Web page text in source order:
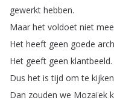
gewerkt hebben.
Maar het voldoet niet
Het heeft geen goede
Het geeft geen klantbeeld.
Dus het is tijd om te kijken
Dan zouden we Mozaïek